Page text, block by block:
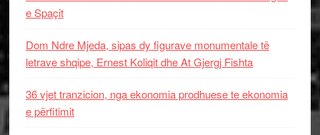
e Spaçit
Dom Ndre Mjeda, sipas dy figurave monumentale të
letrave shqipe, Ernest Koliqit dhe At Gjergj Fishta
36 vjet tranzicion, nga ekonomia prodhuese te ekonomia
e përfitimit